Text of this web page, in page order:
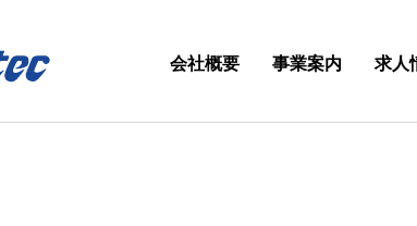
会社概要 事業案内 求人